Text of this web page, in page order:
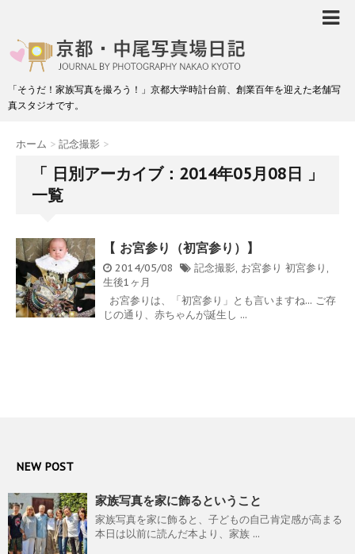
「そうだ！家族写真を撮ろう！」京都大学時計台前、創業百年を迎えた老舗写
真スタジオです。
ホーム > 記念撮影 >
「 日別アーカイブ：2014年05月08日 」
一覧
【 お宮参り（初宮参り）】
2014/05/08 記念撮影, お宮参り 初宮参り ,
生後1ヶ月
お宮参りは、「初宮参り」とも言いますね... ご存
じの通り、赤ちゃんが誕生し ...
NEW POST
家族写真を家に飾るということ
家族写真を家に飾ると、子どもの自己肯定感が高まる
本日は以前に読んだ本より、家族 ...